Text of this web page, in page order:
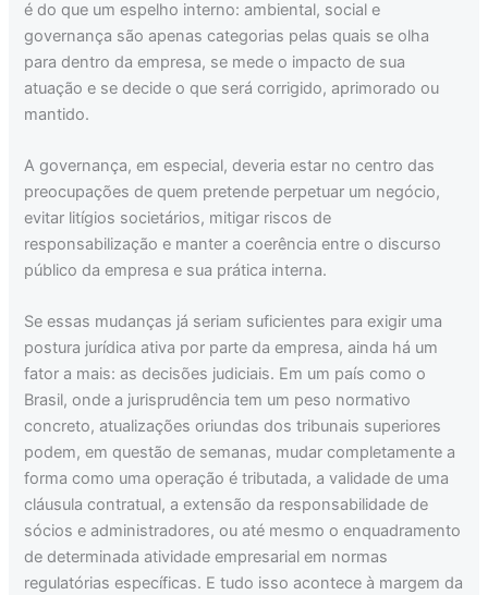
é do que um espelho interno: ambiental, social e
governança são apenas categorias pelas quais se olha
para dentro da empresa, se mede o impacto de sua
atuação e se decide o que será corrigido, aprimorado ou
mantido.
A governança, em especial, deveria estar no centro das
preocupações de quem pretende perpetuar um negócio,
evitar litígios societários, mitigar riscos de
responsabilização e manter a coerência entre o discurso
público da empresa e sua prática interna.
Se essas mudanças já seriam suficientes para exigir uma
postura jurídica ativa por parte da empresa, ainda há um
fator a mais: as decisões judiciais. Em um país como o
Brasil, onde a jurisprudência tem um peso normativo
concreto, atualizações oriundas dos tribunais superiores
podem, em questão de semanas, mudar completamente a
forma como uma operação é tributada, a validade de uma
cláusula contratual, a extensão da responsabilidade de
sócios e administradores, ou até mesmo o enquadramento
de determinada atividade empresarial em normas
regulatórias específicas. E tudo isso acontece à margem da